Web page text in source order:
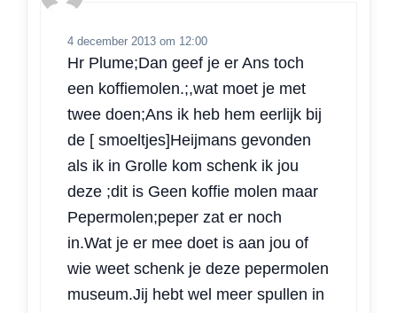
4 december 2013 om 12:00
Hr Plume;Dan geef je er Ans toch
een koffiemolen.;,wat moet je met
twee doen;Ans ik heb hem eerlijk bij
de [ smoeltjes]Heijmans gevonden
als ik in Grolle kom schenk ik jou
deze ;dit is Geen koffie molen maar
Pepermolen;peper zat er noch
in.Wat je er mee doet is aan jou of
wie weet schenk je deze pepermolen
museum.Jij hebt wel meer spullen in